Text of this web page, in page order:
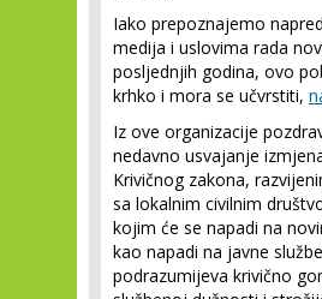
Iako prepoznajemo
medija i uslovima rada
posljednjih godina, ovo
krhko i mora se učvrstiti,
Iz ove organizacije
nedavno usvajanje
Krivičnog zakona,
sa lokalnim civilnim
kojim će se napadi na
kao napadi na javne
podrazumijeva krivično